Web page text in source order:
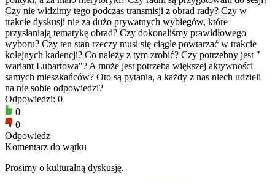
Czy nie widzimy tego podczas transmisji z obrad rady? Czy w
trakcie dyskusji nie za dużo prywatnych wybiegów, które
przysłaniają tematykę obrad? Czy dokonaliśmy prawidłowego
wyboru? Czy ten stan rzeczy musi się ciągle powtarzać w trakcie
kolejnych kadencji? Co należy z tym zrobić? Czy potrzebny jest "
wariant Lubartowa"? A może jest potrzeba większej aktywności
samych mieszkańców? Oto są pytania, a każdy z nas niech udzieli
na nie sobie odpowiedzi?
Odpowiedzi: 0
0
0
Odpowiedz
Komentarz do wątku
Prosimy o kulturalną dyskusję.